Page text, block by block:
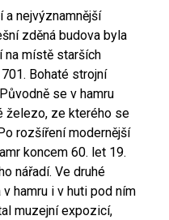
a nejvýznamnější
zděná budova byla
na místě starších
Bohaté strojní
se v hamru
železo, ze kterého se
rozšíření modernější
koncem 60. let 19.
nářadí. Ve druhé
hamru i v huti pod ním
muzejní expozicí,